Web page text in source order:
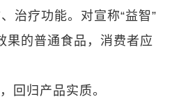
治疗功能。对宣称“益智”
果的普通食品，消费者应
归产品实质。